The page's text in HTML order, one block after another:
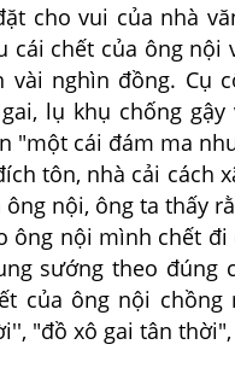
cho vui của nhà
cái chết của ông nội
nghìn đồng. Cụ
lụ khụ chống gậy
"một cái đám ma
tôn, nhà cải cách
nội, ông ta thấy
ông nội mình chết đi
sướng theo đúng
của ông nội chồng
"đồ xô gai tân